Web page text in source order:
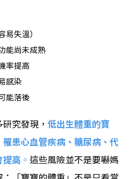
失溫）
能尚未成熟
率提高
感染
能落後
究發現， 低出生體重的寶
患心血管疾病、糖尿病、代
提高 。 這些風險並不是要嚇媽